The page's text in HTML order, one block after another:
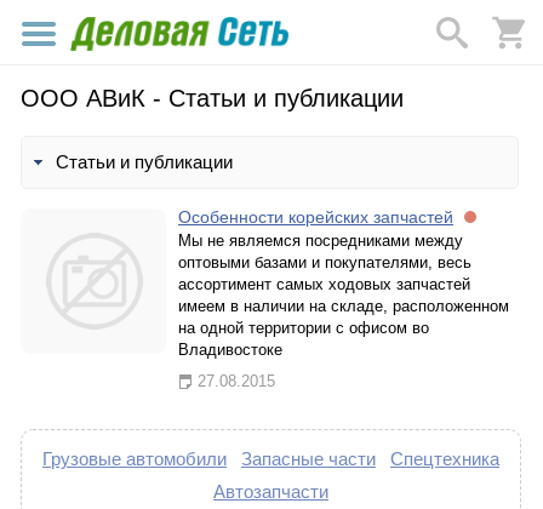
ООО АВиК - Статьи и публикации
Статьи и публикации
Особенности корейских запчастей
Мы не являемся посредниками между
оптовыми базами и покупателями, весь
ассортимент самых ходовых запчастей
имеем в наличии на складе, расположенном
на одной территории с офисом во
Владивостоке
27.08.2015
Грузовые автомобили Запасные части
Спецтехника
Автозапчасти